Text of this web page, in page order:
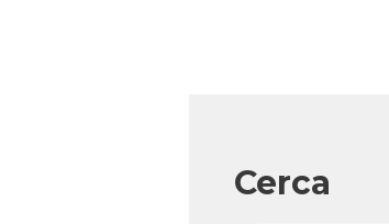
Cerca